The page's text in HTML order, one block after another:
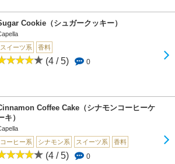
Cookie（シュガークッキー）
スイーツ系
香料
(4 / 5) 0
Coffee Cake（シナモンコーヒーケ
キ）
コーヒー系
シナモン系 スイーツ系 香料
(4 / 5) 0